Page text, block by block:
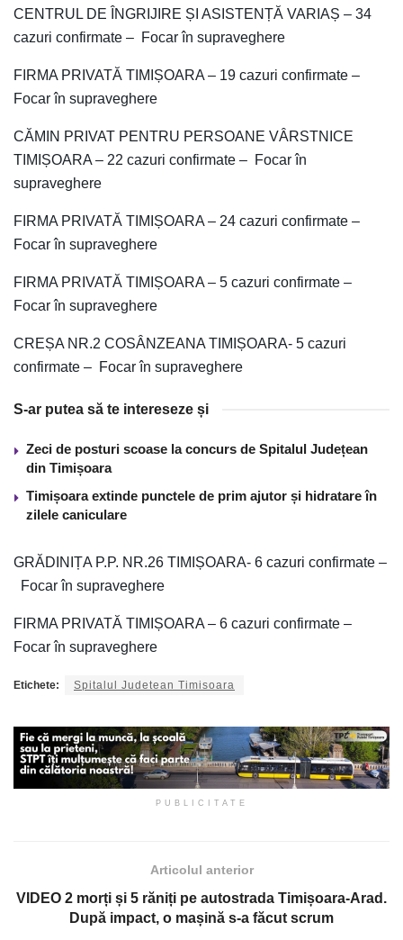
CENTRUL DE ÎNGRIJIRE ȘI ASISTENȚĂ VARIAȘ – 34
cazuri confirmate – Focar în supraveghere
FIRMA PRIVATĂ TIMIȘOARA – 19 cazuri confirmate –
Focar în supraveghere
CĂMIN PRIVAT PENTRU PERSOANE VÂRSTNICE
TIMIȘOARA – 22 cazuri confirmate – Focar în
supraveghere
FIRMA PRIVATĂ TIMIȘOARA – 24 cazuri confirmate –
Focar în supraveghere
FIRMA PRIVATĂ TIMIȘOARA – 5 cazuri confirmate –
Focar în supraveghere
CREȘA NR.2 COSÂNZEANA TIMIȘOARA- 5 cazuri
confirmate – Focar în supraveghere
S-ar putea să te intereseze și
Zeci de posturi scoase la concurs de Spitalul Județean
din Timișoara
Timișoara extinde punctele de prim ajutor și hidratare în
zilele caniculare
GRĂDINIȚA P.P. NR.26 TIMIȘOARA- 6 cazuri confirmate –
Focar în supraveghere
FIRMA PRIVATĂ TIMIȘOARA – 6 cazuri confirmate –
Focar în supraveghere
Etichete: Spitalul Judetean Timisoara
PUBLICITATE
Articolul anterior
VIDEO 2 morți și 5 răniți pe autostrada Timișoara-Arad.
După impact, o mașină s-a făcut scrum